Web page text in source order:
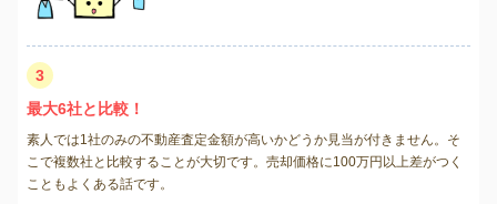
3
最大6社と比較！
素人では1社のみの不動産査定金額が高いかどうか見当が付きません。そ
こで複数社と比較することが大切です。売却価格に100万円以上差がつく
こともよくある話です。